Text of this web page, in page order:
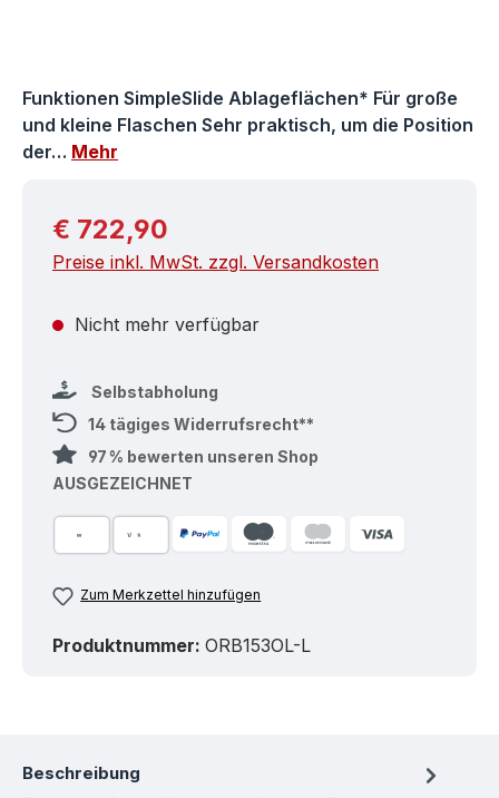
Funktionen SimpleSlide Ablageflächen* Für große
und kleine Flaschen Sehr praktisch, um die Position
der… Mehr
Regulärer Preis:
€ 722,90
Preise inkl. MwSt. zzgl. Versandkosten
Nicht mehr verfügbar
Selbstabholung
14 tägiges Widerrufsrecht**
97 % bewerten unseren Shop
AUSGEZEICHNET
Zum Merkzettel hinzufügen
Produktnummer: ORB153OL-L
Beschreibung